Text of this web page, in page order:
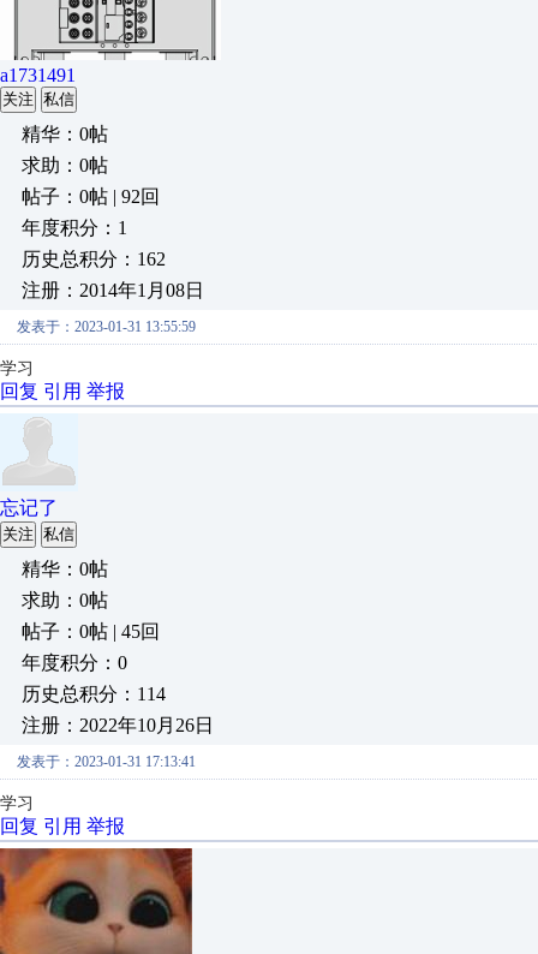
a1731491
关注 私信
精华：0帖
求助：0帖
帖子：0帖 | 92回
年度积分：1
历史总积分：162
注册：2014年1月08日
发表于：2023-01-31 13:55:59
学习
回复 引用 举报
忘记了
关注 私信
精华：0帖
求助：0帖
帖子：0帖 | 45回
年度积分：0
历史总积分：114
注册：2022年10月26日
发表于：2023-01-31 17:13:41
学习
回复 引用 举报